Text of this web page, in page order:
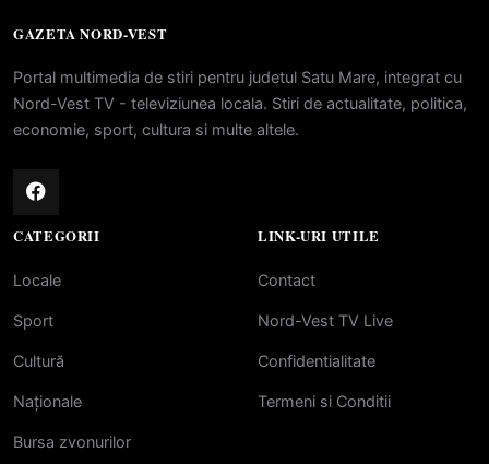
GAZETA NORD-VEST
Portal multimedia de stiri pentru judetul Satu Mare, integrat cu
Nord-Vest TV - televiziunea locala. Stiri de actualitate, politica,
economie, sport, cultura si multe altele.
CATEGORII
Locale
Sport
Cultură
Naționale
Bursa zvonurilor
LINK-URI UTILE
Contact
Nord-Vest TV Live
Confidentialitate
Termeni si Conditii